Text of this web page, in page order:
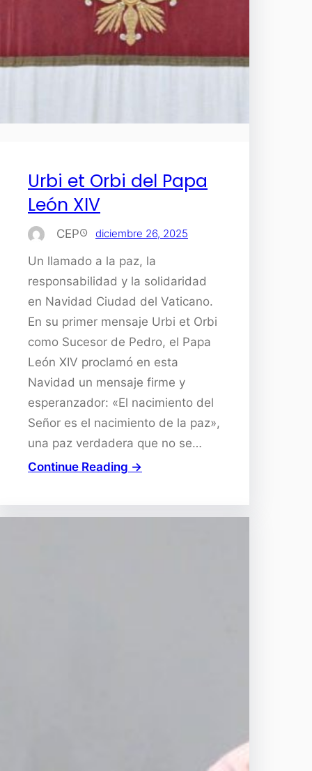
Urbi et Orbi del Papa
León XIV
CEP diciembre 26, 2025
Un llamado a la paz, la
responsabilidad y la solidaridad
en Navidad Ciudad del Vaticano.
En su primer mensaje Urbi et Orbi
como Sucesor de Pedro, el Papa
León XIV proclamó en esta
Navidad un mensaje firme y
esperanzador: «El nacimiento del
Señor es el nacimiento de la paz»,
una paz verdadera que no se…
Continue Reading →